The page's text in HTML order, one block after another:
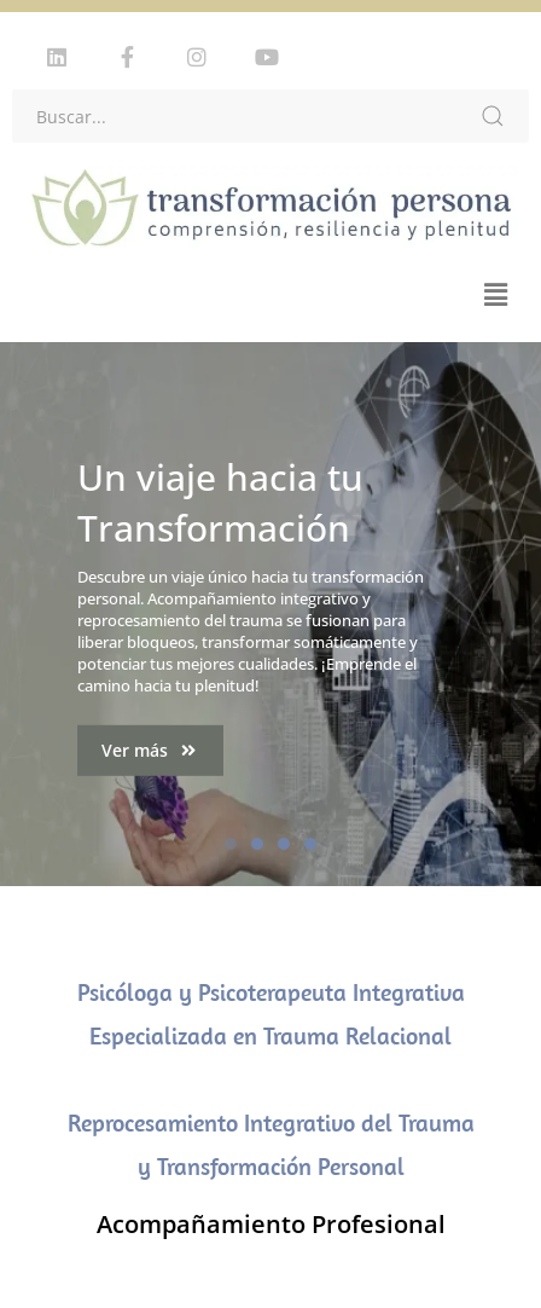
Formación en
Terapias de Trauma y
Psico-educación
Conocimientos y recursos para prevenir, conocer
y desarrollar las capacidades innatas del ser
humano de resiliencia y recuperación de
experiencias adversas o traumáticas
Ver más
Psicóloga y Psicoterapeuta Integrativa
Especializada en Trauma Relacional
Reprocesamiento Integrativo del Trauma
y Transformación Personal
Acompañamiento Profesional